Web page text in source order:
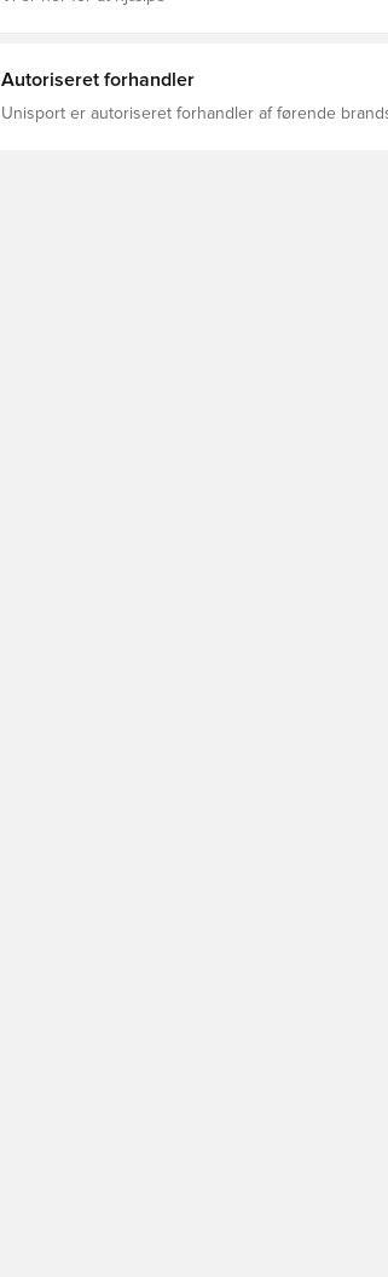
Autoriseret forhandler
Unisport er autoriseret forhandler af førende